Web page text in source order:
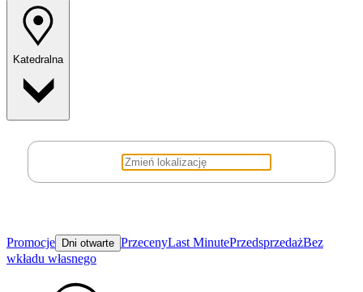
Katedralna
Promocje Dni otwarte PrzecenyLast MinutePrzedsprzedażBez
wkładu własnego